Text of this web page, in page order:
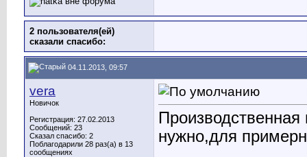
2 пользователя(ей)
сказали cпасибо:
04.11.2013, 09:57
vera
Новичок
Регистрация: 27.02.2013
Сообщений: 23
Сказал спасибо: 2
Поблагодарили 28 раз(а) в 13
сообщениях
нужно,для